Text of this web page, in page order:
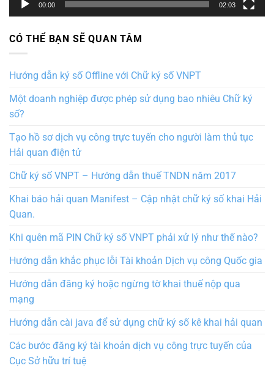
00:00 02:03
CÓ THỂ BẠN SẼ QUAN TÂM
Hướng dẫn ký số Offline với Chữ ký số VNPT
Một doanh nghiệp được phép sử dụng bao nhiêu Chữ ký
số?
Tạo hồ sơ dịch vụ công trực tuyến cho người làm thủ tục
Hải quan điện tử
Chữ ký số VNPT – Hướng dẫn thuế TNDN năm 2017
Khai báo hải quan Manifest – Cập nhật chữ ký số khai Hải
Quan.
Khi quên mã PIN Chữ ký số VNPT phải xử lý như thế nào?
Hướng dẫn khắc phục lỗi Tài khoản Dịch vụ công Quốc gia
Hướng dẫn đăng ký hoặc ngừng tờ khai thuế nộp qua
mạng
Hướng dẫn cài java để sử dụng chữ ký số kê khai hải quan
Các bước đăng ký tài khoản dịch vụ công trực tuyến của
Cục Sở hữu trí tuệ